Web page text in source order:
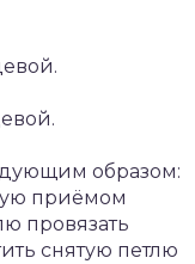
образом:
приёмом
провязать
снятую петлю